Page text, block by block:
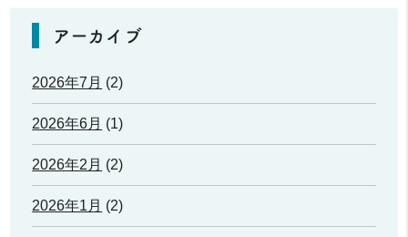
アーカイブ
2026年7月 (2)
2026年6月 (1)
2026年2月 (2)
2026年1月 (2)